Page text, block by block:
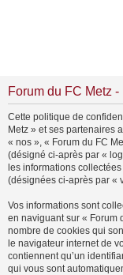
Forum du FC Metz
Cette politique de
Metz » et ses partenaires
« nos », « Forum du FC
(désigné ci-après par «
les informations
(désignées ci-après par «
Vos informations sont
en naviguant sur « Forum
nombre de cookies qui
le navigateur internet de
contiennent qu’un
qui vous sont